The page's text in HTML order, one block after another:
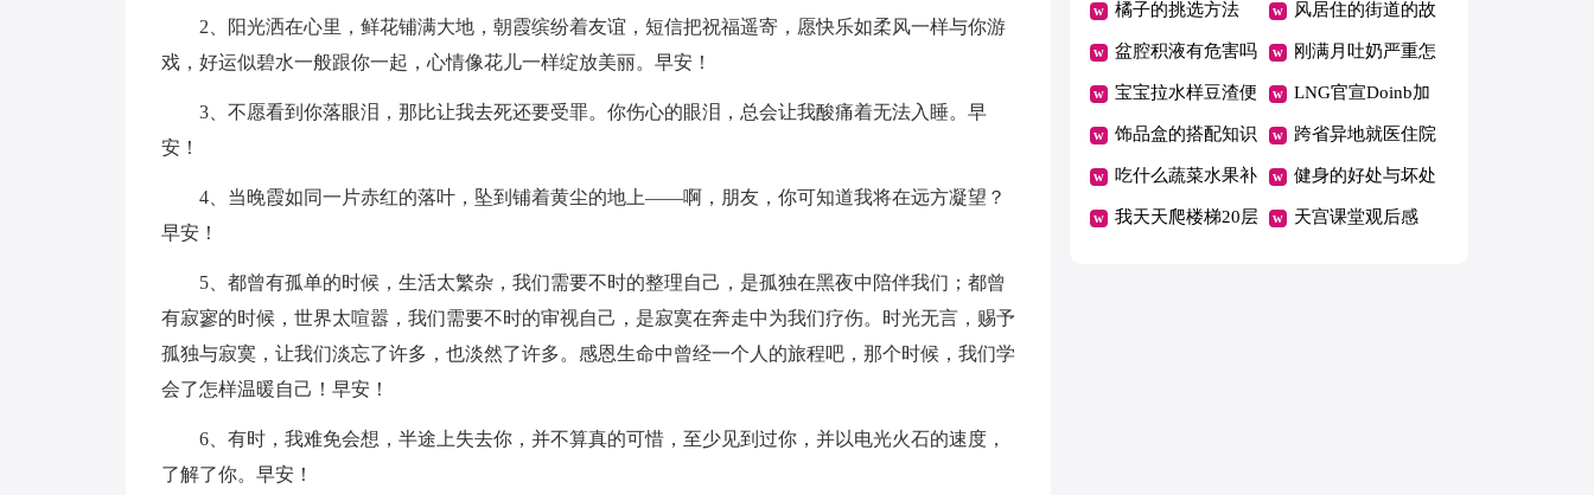
2、阳光洒在心里，鲜花铺满大地，朝霞缤纷着友谊，短信把祝福遥寄，愿快乐如柔风一样与你游
戏，好运似碧水一般跟你一起，心情像花儿一样绽放美丽。早安！
3、不愿看到你落眼泪，那比让我去死还要受罪。你伤心的眼泪，总会让我酸痛着无法入睡。早
安！
4、当晚霞如同一片赤红的落叶，坠到铺着黄尘的地上——啊，朋友，你可知道我将在远方凝望？
早安！
5、都曾有孤单的时候，生活太繁杂，我们需要不时的整理自己，是孤独在黑夜中陪伴我们；都曾
有寂寥的时候，世界太喧嚣，我们需要不时的审视自己，是寂寞在奔走中为我们疗伤。时光无言，赐予
孤独与寂寞，让我们淡忘了许多，也淡然了许多。感恩生命中曾经一个人的旅程吧，那个时候，我们学
会了怎样温暖自己！早安！
6、有时，我难免会想，半途上失去你，并不算真的可惜，至少见到过你，并以电光火石的速度，
了解了你。早安！
么科
橘子的挑选方法 风居住的街道的故
事
盆腔积液有危害吗 刚满月吐奶严重怎
么办
宝宝拉水样豆渣便
便怎么回事
LNG官宣Doinb加
入
饰品盒的搭配知识 跨省异地就医住院
费用直接结算有哪
些省
吃什么蔬菜水果补
铁
健身的好处与坏处
盘点
我天天爬楼梯20层 天宫课堂观后感